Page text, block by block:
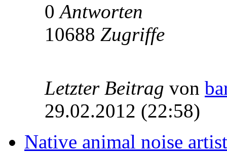
0Antworten
10688 Zugriffe
Letzter Beitrag von
29.02.2012 (22:58)
Native animal noise artist